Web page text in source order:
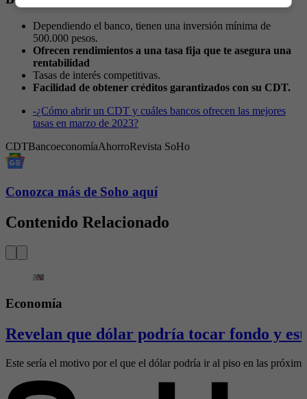
Dependiendo el banco, tienen una inversión mínima de
500.000 pesos.
Ofrecen rendimientos a una tasa fija que te asegura una
rentabilidad
Tasas de interés competitivas.
Facilidad de obtener créditos garantizados con su CDT.
-¿Cómo abrir un CDT y cuáles bancos ofrecen las mejores
tasas en marzo de 2023?
CDTBancoeconomíaAhorroRevista SoHo
Conozca más de Soho aquí
Contenido Relacionado
Economía
Revelan que dólar podría tocar fondo y
Este sería el motivo por el que el dólar podría ir al piso en las